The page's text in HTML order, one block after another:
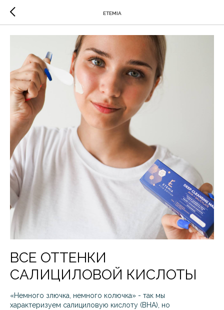
ETEMIA
ВСЕ ОТТЕНКИ
САЛИЦИЛОВОЙ КИСЛОТЫ
«Немного злючка, немного колючка» - так мы
характеризуем салициловую кислоту (BHA), но